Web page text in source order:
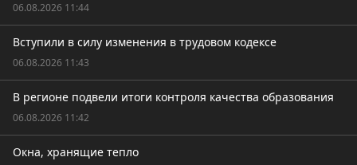
06.08.2026 11:44
Вступили в силу изменения в трудовом кодексе
06.08.2026 11:43
В регионе подвели итоги контроля качества образования
06.08.2026 11:42
Окна, хранящие тепло